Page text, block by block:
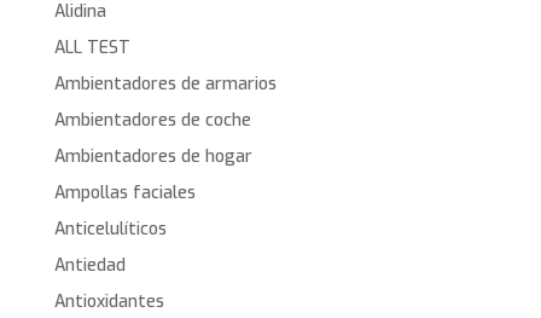
Alidina
ALL TEST
Ambientadores de armarios
Ambientadores de coche
Ambientadores de hogar
Ampollas faciales
Anticelulíticos
Antiedad
Antioxidantes